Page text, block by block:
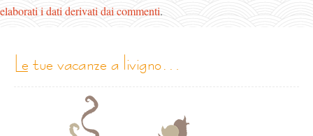
elaborati i dati derivati dai commenti.
le tue vacanze a livigno…